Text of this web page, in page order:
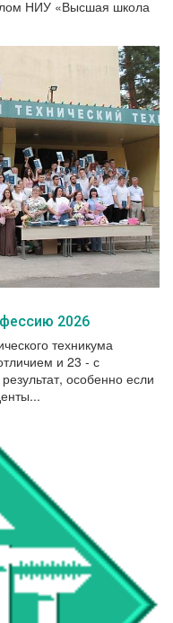
НИУ «Высшая школа
2026
техникума
и 23 - с
особенно если